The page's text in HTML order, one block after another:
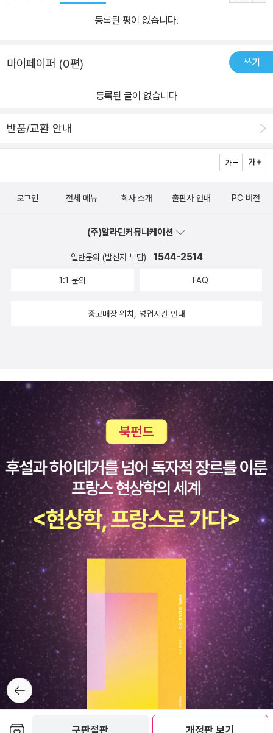
구판절판 개정판 보기
등록된 평이 없습니다.
마이페이퍼 (0편) 쓰기
등록된 글이 없습니다
반품/교환 안내
뒤로가
기
로그인 전체 메뉴 회사 소개 출판사 안내 PC 버전
(주)알라딘커뮤니케이션
일반문의 (발신자 부담) 1544-2514
1:1 문의 FAQ
중고매장 위치, 영업시간 안내